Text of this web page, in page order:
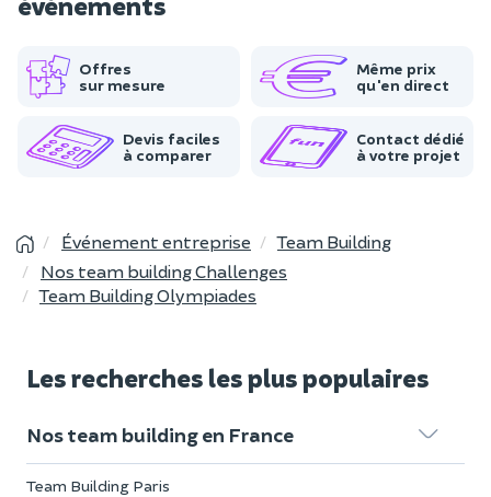
Offres
sur mesure
Même prix
qu'en direct
Devis faciles
à comparer
Contact dédié
à votre projet
Événement entreprise
Team Building
Nos team building Challenges
Team Building Olympiades
Les recherches les plus populaires
Nos team building en France
Team Building Paris